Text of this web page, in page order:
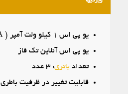
یو پی اس ۱ کیلو ولت آمپر ( ۱KVA )
یو پی اس آنلاین تک فاز
تعداد باتری: ۳ عدد
قابلیت تغییر در ظرفیت باطری